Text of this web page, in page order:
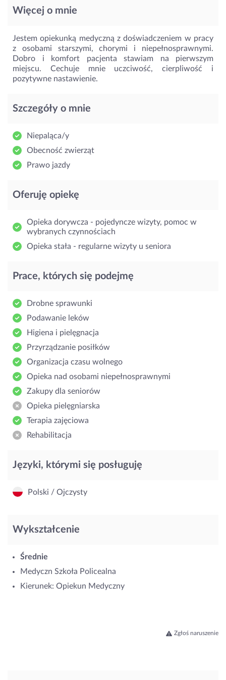
Więcej o mnie
Jestem opiekunką medyczną z doświadczeniem w pracy
z osobami starszymi, chorymi i niepełnosprawnymi.
Dobro i komfort pacjenta stawiam na pierwszym
miejscu. Cechuje mnie uczciwość, cierpliwość i
pozytywne nastawienie.
Szczegóły o mnie
Niepaląca/y
Obecność zwierząt
Prawo jazdy
Oferuję opiekę
Opieka dorywcza - pojedyncze wizyty, pomoc w
wybranych czynnościach
Opieka stała - regularne wizyty u seniora
Prace, których się podejmę
Drobne sprawunki
Podawanie leków
Higiena i pielęgnacja
Przyrządzanie posiłków
Organizacja czasu wolnego
Opieka nad osobami niepełnosprawnymi
Zakupy dla seniorów
Opieka pielęgniarska
Terapia zajęciowa
Rehabilitacja
Języki, którymi się posługuję
Polski / Ojczysty
Wykształcenie
Średnie
Medyczn Szkoła Policealna
Kierunek: Opiekun Medyczny
Zgłoś naruszenie